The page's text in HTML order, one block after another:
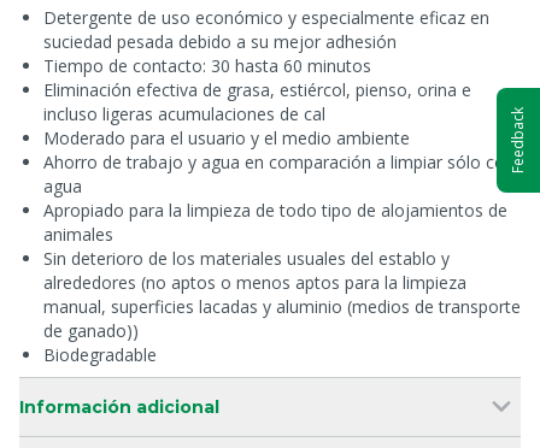
Detergente de uso económico y especialmente eficaz en
suciedad pesada debido a su mejor adhesión
Tiempo de contacto: 30 hasta 60 minutos
Eliminación efectiva de grasa, estiércol, pienso, orina e
incluso ligeras acumulaciones de cal
Moderado para el usuario y el medio ambiente
Ahorro de trabajo y agua en comparación a limpiar sólo con
agua
Apropiado para la limpieza de todo tipo de alojamientos de
animales
Sin deterioro de los materiales usuales del establo y
alrededores (no aptos o menos aptos para la limpieza
manual, superficies lacadas y aluminio (medios de transporte
de ganado))
Biodegradable
Información adicional
Feedback